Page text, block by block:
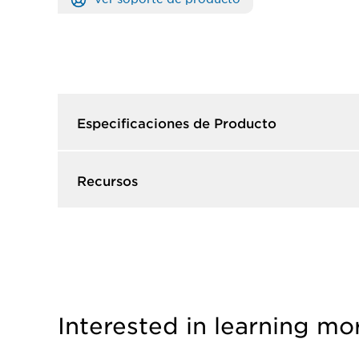
Especificaciones de Producto​
Recursos​
Interested in learning